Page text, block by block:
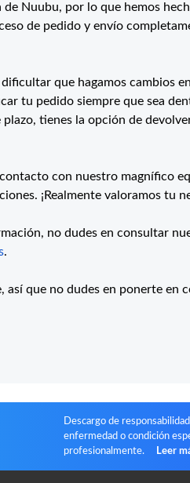
de Nuubu, por lo que hemos
de pedido y envío
que hagamos cambios
tu pedido siempre que sea
plazo, tienes la opción de
con nuestro magnífico
¡Realmente valoramos tu
no dudes en consultar
.
así que no dudes en ponerte en
Descargo de
enfermedad o condición
profesionalmente.
Leer